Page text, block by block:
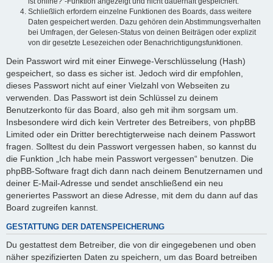
Schließlich erfordern einzelne Funktionen des Boards, dass weitere
Daten gespeichert werden. Dazu gehören dein Abstimmungsverhalten
bei Umfragen, der Gelesen-Status von deinen Beiträgen oder explizit
von dir gesetzte Lesezeichen oder Benachrichtigungsfunktionen.
Dein Passwort wird mit einer Einwege-Verschlüsselung (Hash)
gespeichert, so dass es sicher ist. Jedoch wird dir empfohlen,
dieses Passwort nicht auf einer Vielzahl von Webseiten zu
verwenden. Das Passwort ist dein Schlüssel zu deinem
Benutzerkonto für das Board, also geh mit ihm sorgsam um.
Insbesondere wird dich kein Vertreter des Betreibers, von phpBB
Limited oder ein Dritter berechtigterweise nach deinem Passwort
fragen. Solltest du dein Passwort vergessen haben, so kannst du
die Funktion „Ich habe mein Passwort vergessen“ benutzen. Die
phpBB-Software fragt dich dann nach deinem Benutzernamen und
deiner E-Mail-Adresse und sendet anschließend ein neu
generiertes Passwort an diese Adresse, mit dem du dann auf das
Board zugreifen kannst.
GESTATTUNG DER DATENSPEICHERUNG
Du gestattest dem Betreiber, die von dir eingegebenen und oben
näher spezifizierten Daten zu speichern, um das Board betreiben